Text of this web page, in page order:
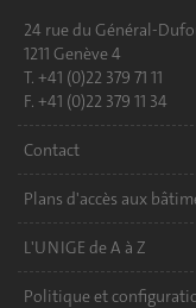
24 rue du Général-
1211 Genève 4
T. +41 (0)22 379 71 11
F. +41 (0)22 379 11 34
Contact
Plans d'accès aux
L'UNIGE de A à Z
Politique et